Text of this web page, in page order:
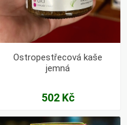
Ostropestřecová kaše
jemná
502 Kč